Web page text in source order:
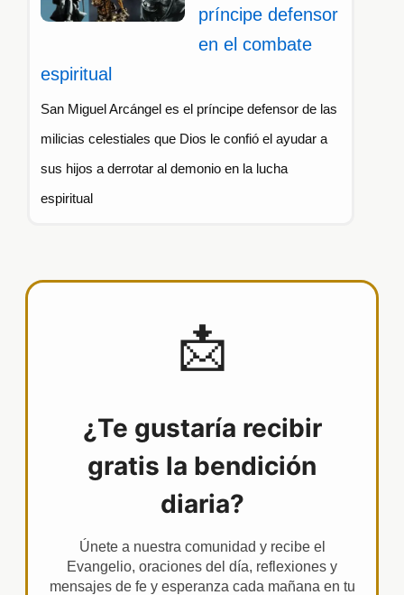
príncipe defensor
en el combate
espiritual
San Miguel Arcángel es el príncipe defensor de las
milicias celestiales que Dios le confió el ayudar a
sus hijos a derrotar al demonio en la lucha
espiritual
📩
¿Te gustaría recibir
gratis la bendición
diaria?
Únete a nuestra comunidad y recibe el
Evangelio, oraciones del día, reflexiones y
mensajes de fe y esperanza cada mañana en tu